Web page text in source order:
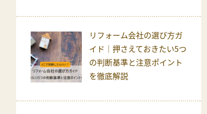
リフォーム会社の選び方ガ
イド｜押さえておきたい5つ
の判断基準と注意ポイント
を徹底解説